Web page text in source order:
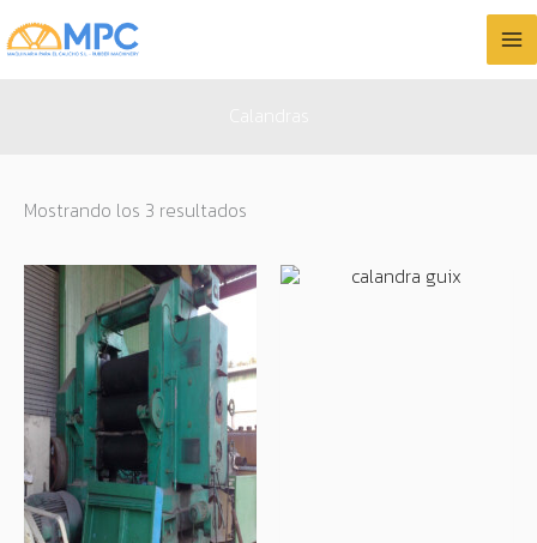
al
contenido
Mostrando los 3 resultados